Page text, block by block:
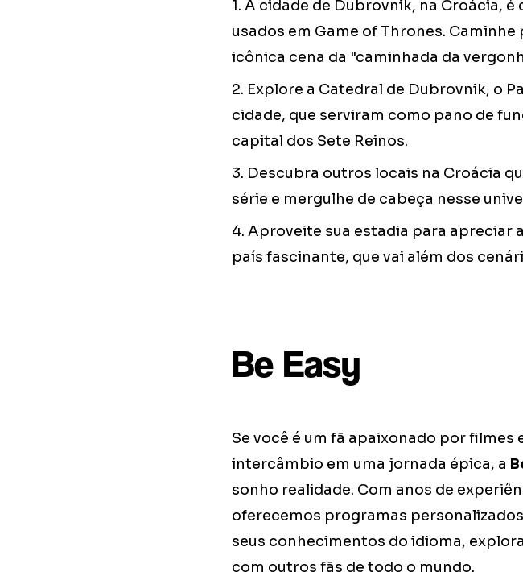
1. A cidade de Dubrovnik, na Croácia,
usados em Game of Thrones.
icônica cena da "caminhada da
2. Explore a Catedral de Dubrovnik, o
cidade, que serviram como pano de
capital dos Sete Reinos.
3. Descubra outros locais na Croácia
série e mergulhe de cabeça nesse
4. Aproveite sua estadia para apreciar
país fascinante, que vai além dos
Be Easy
Se você é um fã apaixonado por
intercâmbio em uma jornada épica, a
sonho realidade. Com anos de
oferecemos programas
seus conhecimentos do idioma,
com outros fãs de todo o mundo.